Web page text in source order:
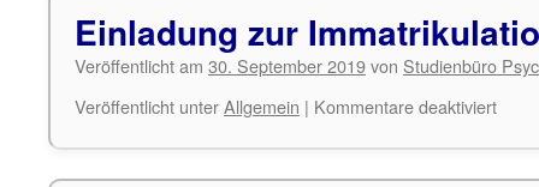
Einladung zur
Veröffentlicht am 30. September 2019von Studienbüro
Veröffentlicht unterAllgemein | Kommentare deaktiviertfür
zur